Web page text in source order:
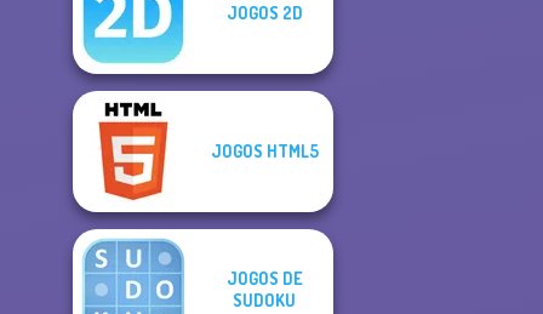
JOGOS 2D
JOGOS HTML5
JOGOS DE
SUDOKU